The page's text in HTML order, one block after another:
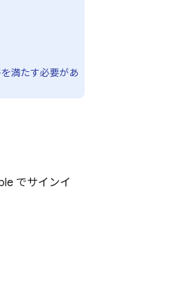
満たす必要があ
でサインイ